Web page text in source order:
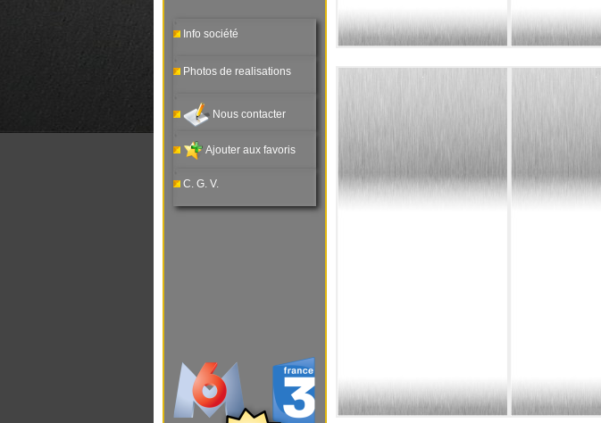
Info société
Photos de realisations
Nous contacter
Ajouter aux favoris
C. G. V.